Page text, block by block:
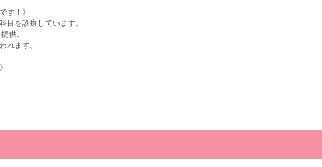
す！》
を診療しています。
供。
れます。